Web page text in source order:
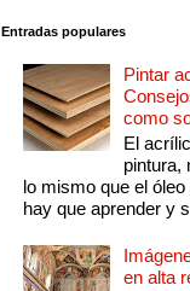
Entradas populares
Pintar
como
El
pintura,
lo mismo que el
hay que aprender y
en alta